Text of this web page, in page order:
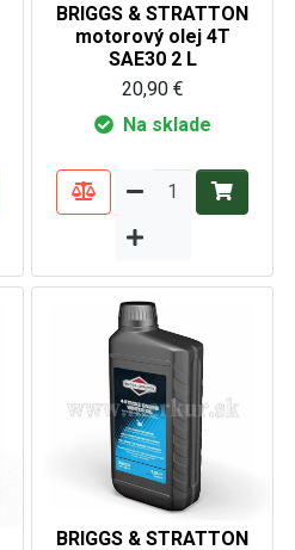
BRIGGS & STRATTON
motorový olej 4T
SAE30 2 L
20,90 €
Na sklade
BRIGGS & STRATTON